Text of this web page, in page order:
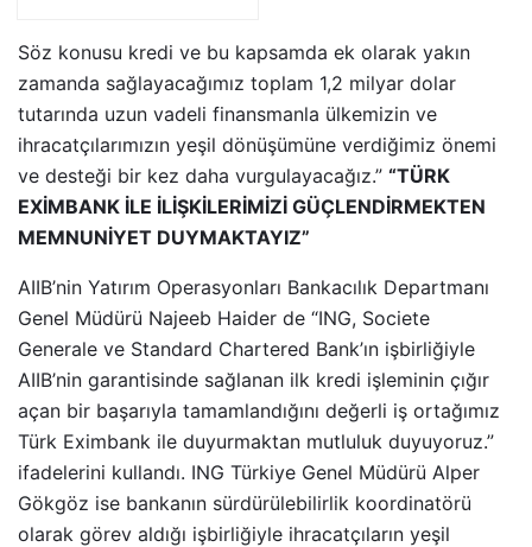
Söz konusu kredi ve bu kapsamda ek olarak yakın
zamanda sağlayacağımız toplam 1,2 milyar dolar
tutarında uzun vadeli finansmanla ülkemizin ve
ihracatçılarımızın yeşil dönüşümüne verdiğimiz önemi
ve desteği bir kez daha vurgulayacağız.” “TÜRK
EXİMBANK İLE İLİŞKİLERİMİZİ GÜÇLENDİRMEKTEN
MEMNUNİYET DUYMAKTAYIZ”
AIIB’nin Yatırım Operasyonları Bankacılık Departmanı
Genel Müdürü Najeeb Haider de “ING, Societe
Generale ve Standard Chartered Bank’ın işbirliğiyle
AIIB’nin garantisinde sağlanan ilk kredi işleminin çığır
açan bir başarıyla tamamlandığını değerli iş ortağımız
Türk Eximbank ile duyurmaktan mutluluk duyuyoruz.”
ifadelerini kullandı. ING Türkiye Genel Müdürü Alper
Gökgöz ise bankanın sürdürülebilirlik koordinatörü
olarak görev aldığı işbirliğiyle ihracatçıların yeşil